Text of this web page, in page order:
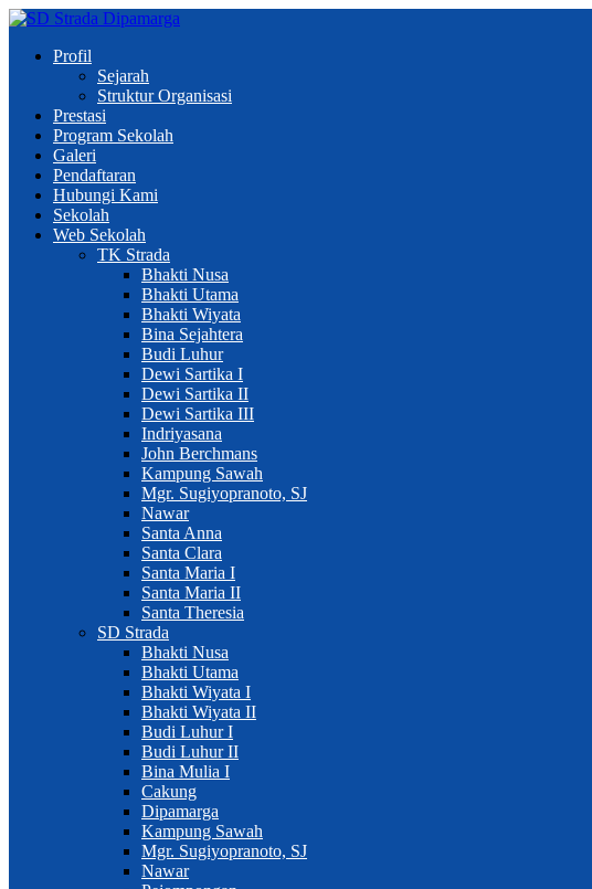
Profil
Sejarah
Struktur Organisasi
Prestasi
Program Sekolah
Galeri
Pendaftaran
Hubungi Kami
Sekolah
Web Sekolah
TK Strada
Bhakti Nusa
Bhakti Utama
Bhakti Wiyata
Bina Sejahtera
Budi Luhur
Dewi Sartika I
Dewi Sartika II
Dewi Sartika III
Indriyasana
John Berchmans
Kampung Sawah
Mgr. Sugiyopranoto, SJ
Nawar
Santa Anna
Santa Clara
Santa Maria I
Santa Maria II
Santa Theresia
SD Strada
Bhakti Nusa
Bhakti Utama
Bhakti Wiyata I
Bhakti Wiyata II
Budi Luhur I
Budi Luhur II
Bina Mulia I
Cakung
Dipamarga
Kampung Sawah
Mgr. Sugiyopranoto, SJ
Nawar